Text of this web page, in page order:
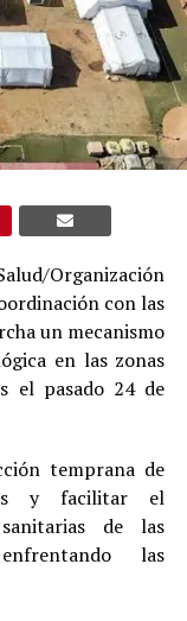
Organización
con las
un mecanismo
en las zonas
el pasado 24 de
temprana de
y facilitar el
de las
las